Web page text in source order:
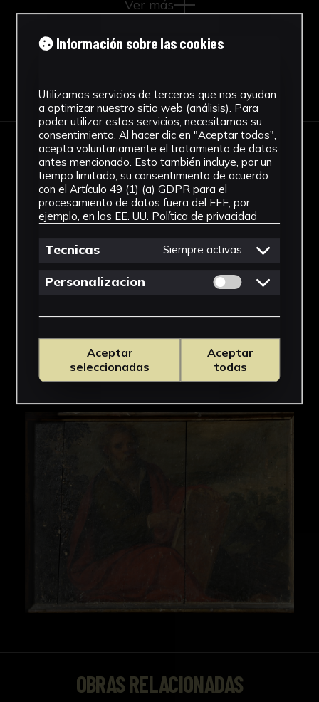
Ver más
IMÁGENES
OBRAS RELACIONADAS
Información sobre las cookies
Utilizamos servicios de terceros que nos ayudan
a optimizar nuestro sitio web (análisis). Para
poder utilizar estos servicios, necesitamos su
consentimiento. Al hacer clic en "Aceptar todas",
acepta voluntariamente el tratamiento de datos
antes mencionado. Esto también incluye, por un
tiempo limitado, su consentimiento de acuerdo
con el Artículo 49 (1) (a) GDPR para el
procesamiento de datos fuera del EEE, por
ejemplo, en los EE. UU. Política de privacidad
Tecnicas Siempre activas
Personalizacion Permitir cookies
Aceptar
seleccionadas
Aceptar
todas